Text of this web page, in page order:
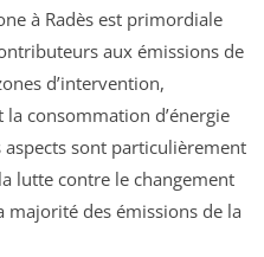
à Radès est primordiale
aux émissions de
d’intervention,
consommation d’énergie
sont particulièrement
lutte contre le changement
des émissions de la